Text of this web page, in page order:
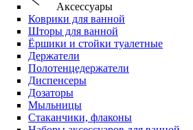
Аксессуары
Коврики для ванной
Шторы для ванной
Ёршики и стойки туалетные
Держатели
Полотенцедержатели
Диспенсеры
Дозаторы
Мыльницы
Стаканчики, флаконы